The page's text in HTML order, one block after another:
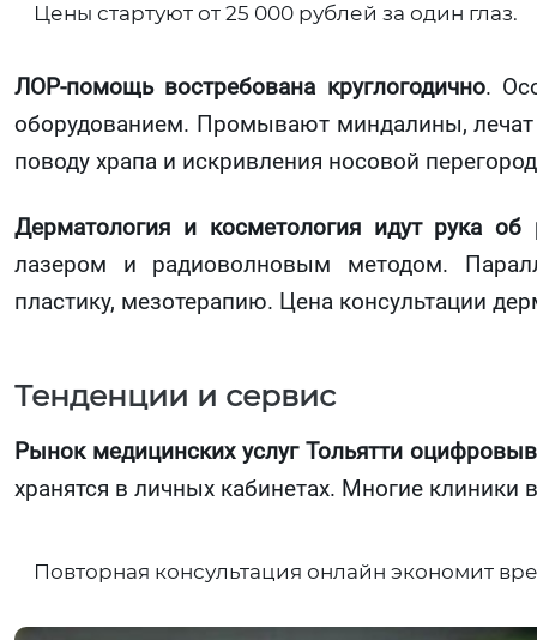
Цены стартуют от 25 000 рублей за один глаз.
ЛОР-помощь востребована круглогодично.
оборудованием. Промывают миндалины,
поводу храпа и искривления носовой
Дерматология и косметология идут рука об
лазером и радиоволновым методом.
пластику, мезотерапию. Цена консультации
Тенденции и сервис
Рынок медицинских услуг Тольятти
хранятся в личных кабинетах. Многие клиники
Повторная консультация онлайн экономит